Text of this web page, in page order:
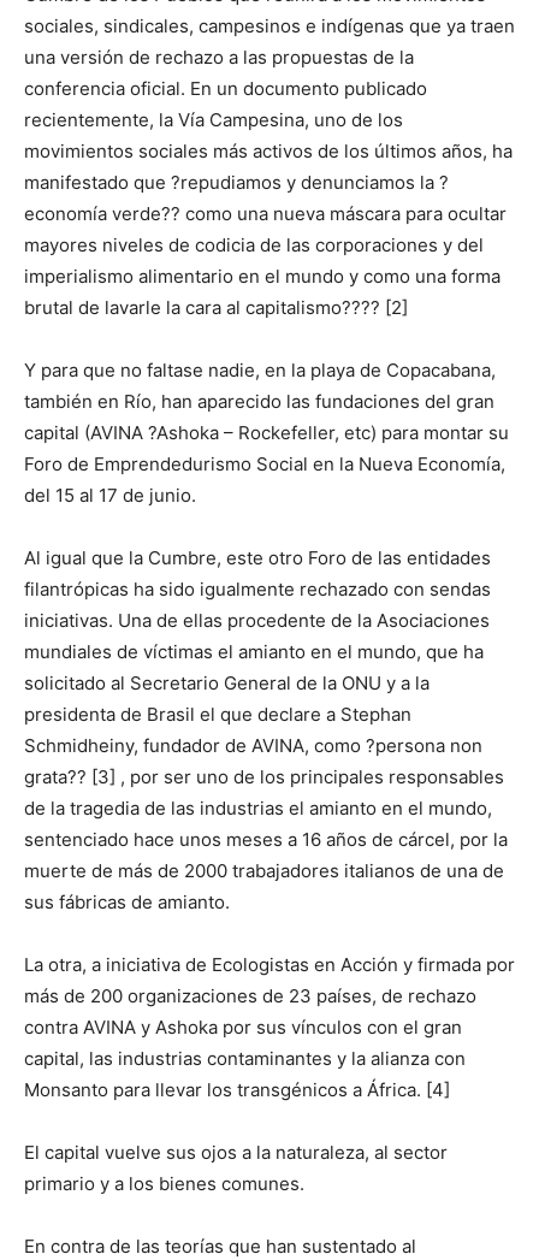
sociales, sindicales, campesinos e indígenas que ya traen
una versión de rechazo a las propuestas de la
conferencia oficial. En un documento publicado
recientemente, la Vía Campesina, uno de los
movimientos sociales más activos de los últimos años, ha
manifestado que ?repudiamos y denunciamos la ?
economía verde?? como una nueva máscara para ocultar
mayores niveles de codicia de las corporaciones y del
imperialismo alimentario en el mundo y como una forma
brutal de lavarle la cara al capitalismo???? [2]
Y para que no faltase nadie, en la playa de Copacabana,
también en Río, han aparecido las fundaciones del gran
capital (AVINA ?Ashoka – Rockefeller, etc) para montar su
Foro de Emprendedurismo Social en la Nueva Economía,
del 15 al 17 de junio.
Al igual que la Cumbre, este otro Foro de las entidades
filantrópicas ha sido igualmente rechazado con sendas
iniciativas. Una de ellas procedente de la Asociaciones
mundiales de víctimas el amianto en el mundo, que ha
solicitado al Secretario General de la ONU y a la
presidenta de Brasil el que declare a Stephan
Schmidheiny, fundador de AVINA, como ?persona non
grata?? [3] , por ser uno de los principales responsables
de la tragedia de las industrias el amianto en el mundo,
sentenciado hace unos meses a 16 años de cárcel, por la
muerte de más de 2000 trabajadores italianos de una de
sus fábricas de amianto.
La otra, a iniciativa de Ecologistas en Acción y firmada por
más de 200 organizaciones de 23 países, de rechazo
contra AVINA y Ashoka por sus vínculos con el gran
capital, las industrias contaminantes y la alianza con
Monsanto para llevar los transgénicos a África. [4]
El capital vuelve sus ojos a la naturaleza, al sector
primario y a los bienes comunes.
En contra de las teorías que han sustentado al